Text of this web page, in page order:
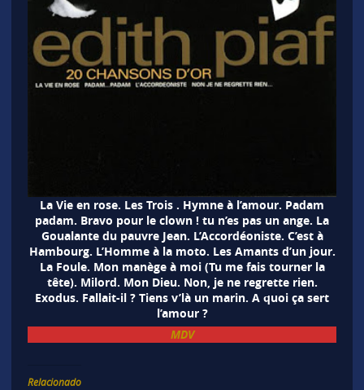
La Vie en rose. Les Trois . Hymne à l’amour. Padam
padam. Bravo pour le clown ! tu n’es pas un ange. La
Goualante du pauvre Jean. L’Accordéoniste. C’est à
Hambourg. L’Homme à la moto. Les Amants d’un jour.
La Foule. Mon manège à moi (Tu me fais tourner la
tête). Milord. Mon Dieu. Non, je ne regrette rien.
Exodus. Fallait-il ? Tiens v’là un marin. A quoi ça sert
l’amour ?
MDV
Relacionado